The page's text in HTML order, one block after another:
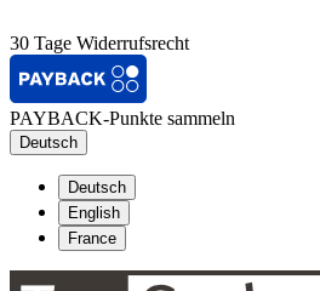
30 Tage Widerrufsrecht
PAYBACK-Punkte sammeln
Deutsch
Deutsch
English
France